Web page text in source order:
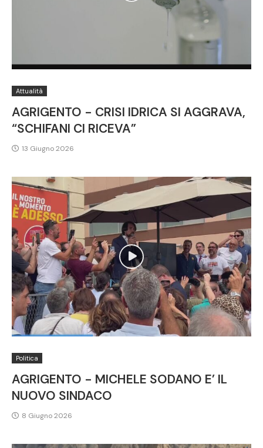
Attualità
AGRIGENTO - CRISI IDRICA SI AGGRAVA,
“SCHIFANI CI RICEVA”
13 Giugno 2026
Politica
AGRIGENTO - MICHELE SODANO E’ IL
NUOVO SINDACO
8 Giugno 2026